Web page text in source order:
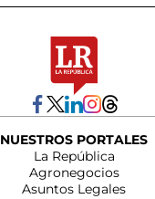
NUESTROS PORTALES
La República
Agronegocios
Asuntos Legales